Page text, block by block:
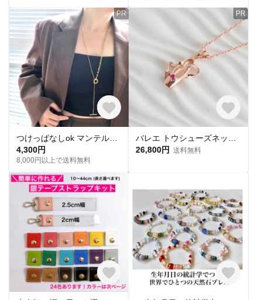
PR
4,300円
8,000円以上で送料無料
PR
26,800円 送料無料